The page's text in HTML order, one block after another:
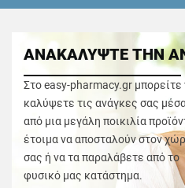
ΑΝΑΚΑΛΥΨΤΕ ΤΗΝ
Στο easy-pharmacy.gr μπορείτε
καλύψετε τις ανάγκες σας
από μια μεγάλη ποικιλία
έτοιμα να αποσταλούν στον
σας ή να τα παραλάβετε από το
φυσικό μας κατάστημα.